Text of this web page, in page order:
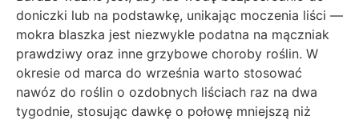
doniczki lub na podstawkę, unikając moczenia liści —
mokra blaszka jest niezwykle podatna na mączniak
prawdziwy oraz inne grzybowe choroby roślin. W
okresie od marca do września warto stosować
nawóz do roślin o ozdobnych liściach raz na dwa
tygodnie, stosując dawkę o połowę mniejszą niż